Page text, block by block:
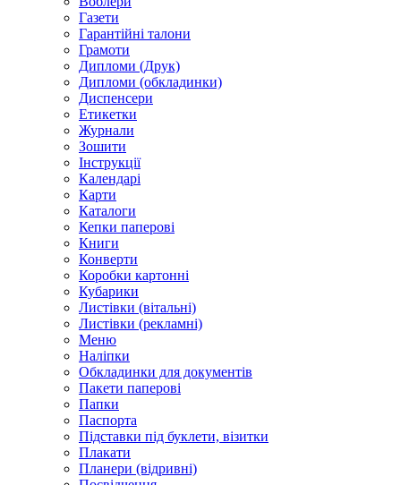
Газети
Гарантійні талони
Грамоти
Дипломи (Друк)
Дипломи (обкладинки)
Диспенсери
Етикетки
Журнали
Зошити
Інструкції
Календарі
Карти
Каталоги
Кепки паперові
Книги
Конверти
Коробки картонні
Кубарики
Листівки (вітальні)
Листівки (рекламні)
Меню
Наліпки
Обкладинки для документів
Пакети паперові
Папки
Паспорта
Підставки під буклети, візитки
Плакати
Планери (відривні)